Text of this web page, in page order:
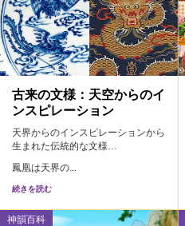
古来の文様：天空からのイ
ンスピレーション
天界からのインスピレーションから
生まれた伝統的な文様…
鳳凰は天界の...
続きを読む
神韻百科